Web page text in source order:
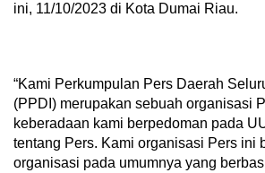
ini, 11/10/2023 di Kota Dumai Riau.
“Kami Perkumpulan Pers Daerah
(PPDI) merupakan sebuah organisasi
keberadaan kami berpedoman pada
tentang Pers. Kami organisasi Pers ini
organisasi pada umumnya yang